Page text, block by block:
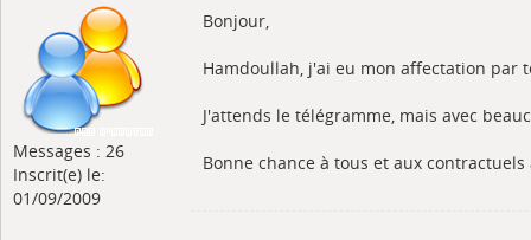
Messages : 26
Inscrit(e) le:
01/09/2009
Bonjour,
Hamdoullah, j'ai eu mon affectation par
J'attends le télégramme, mais avec
Bonne chance à tous et aux contractuels